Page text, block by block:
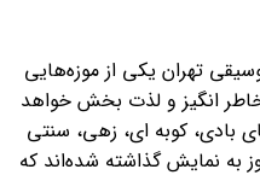
تهران یکی از موزه‌هایی
انگیز و لذت بخش خواهد
بادی، کوبه ای، زهی، سنتی
به نمایش گذاشته شده‌اند که